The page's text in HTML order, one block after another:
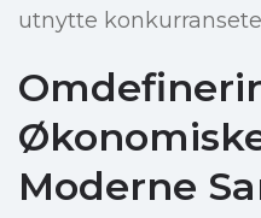
utnytte
Moderne